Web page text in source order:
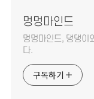
멍멍마인드
멍멍마인드, 댕댕이
다.
구독하기